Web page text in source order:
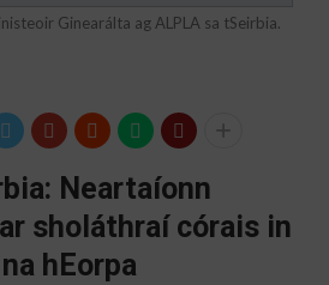
Ginearálta ag ALPLA sa tSeirbia.
Neartaíonn
sholáthraí córais in
hEorpa